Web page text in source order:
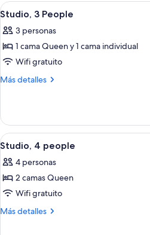
Abrir
todas
las
fotos
de
Studio,
8
Studio, 3 People
3 personas
1 cama Queen y 1 cama individual
Wifi gratuito
Más detalles
Más
3
People
Abrir
todas
las
fotos
de
Studio,
8
Studio, 4 people
4 personas
2 camas Queen
Wifi gratuito
Más detalles
Más